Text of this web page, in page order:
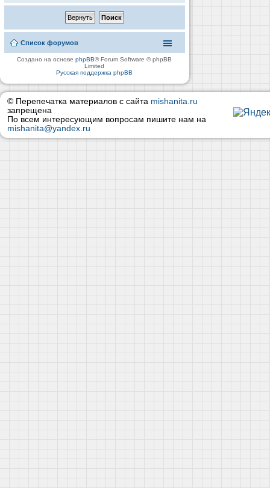
Список форумов
Создано на основеphpBB® Forum Software © phpBB
Limited
Русская поддержка phpBB
© Перепечатка материалов с сайта mishanita.ru
запрещена
По всем интересующим вопросам пишите нам на
mishanita@yandex.ru